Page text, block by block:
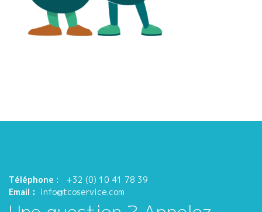
Téléphone : +32 (0) 10 41 78 39
Email : info@tcoservice.com